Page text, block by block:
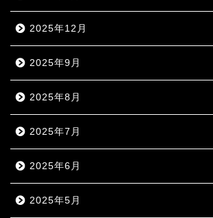
2025年12月
2025年9月
2025年8月
2025年7月
2025年6月
2025年5月